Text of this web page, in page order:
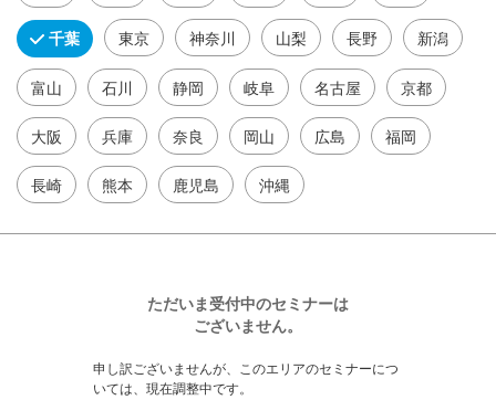
千葉 東京 神奈川 山梨 長野 新潟
富山 石川 静岡 岐阜 名古屋 京都
大阪 兵庫 奈良 岡山 広島 福岡
長崎 熊本 鹿児島 沖縄
ただいま受付中のセミナーは
ございません。
申し訳ございませんが、このエリアのセミナーにつ
いては、現在調整中です。